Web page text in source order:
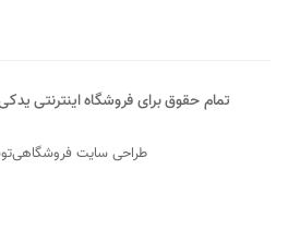
تمام حقوق برای فروشگاه اینترنتی
طراحی سایت فروشگاهی